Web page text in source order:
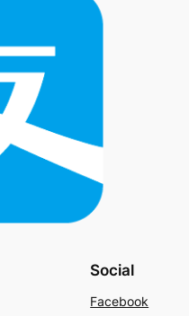
Social
Facebook